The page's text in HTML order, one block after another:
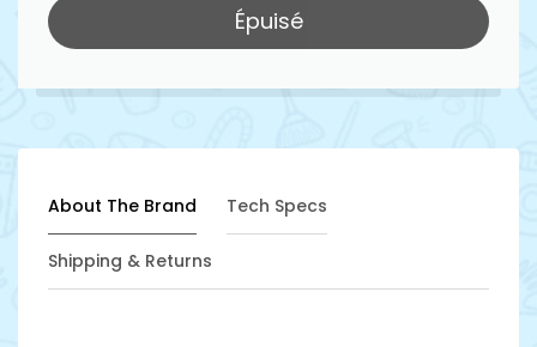
Épuisé
About The Brand Tech Specs
Shipping & Returns